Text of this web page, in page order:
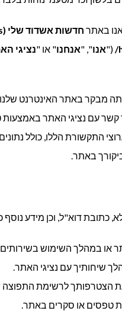
באתר חדשות אשדוד שלי (My Ashdod News)
("אנו", "אנחנו" או "נציגי
מבקר באתר האינטרנט
עם נציגי האתר באמצעות
התקשורת הללו, כולל
באתר.
כתובת דוא"ל, וכן מידע נוסף
או במהלך השימוש בשירותים
שיחותיך עם נציגי האתר.
לרשימת התפוצה
טפסים או סקרים באתר.